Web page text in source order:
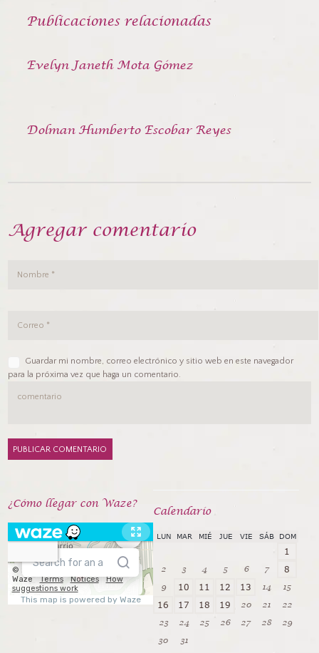
Publicaciones relacionadas
Evelyn Janeth Mota Gómez
Dolman Humberto Escobar Reyes
Agregar comentario
Guardar mi nombre, correo electrónico y sitio web en este navegador
para la próxima vez que haga un comentario.
¿Cómo llegar con Waze?
Calendarío
LUN MAR MIÉ JUE VIE SÁB DOM
1
2 3 4 5 6 7 8
9 10 11 12 13 14 15
16 17 18 19 20 21
22
23
24 25 26 27 28
29
30
31